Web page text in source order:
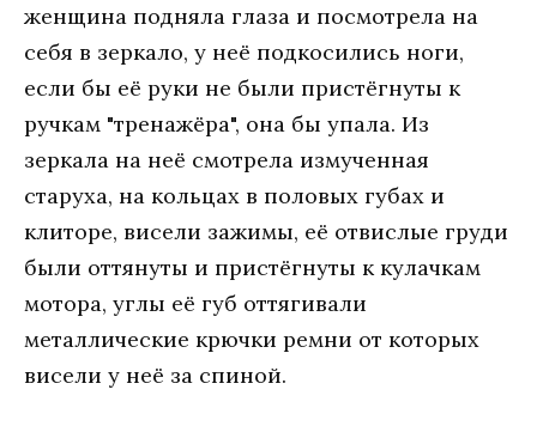
женщина подняла глаза и посмотрела на
себя в зеркало, у неё подкосились ноги,
если бы её руки не были пристёгнуты к
ручкам "тренажёра", она бы упала. Из
зеркала на неё смотрела измученная
старуха, на кольцах в половых губах и
клиторе, висели зажимы, её отвислые груди
были оттянуты и пристёгнуты к кулачкам
мотора, углы её губ оттягивали
металлические крючки ремни от которых
висели у неё за спиной.